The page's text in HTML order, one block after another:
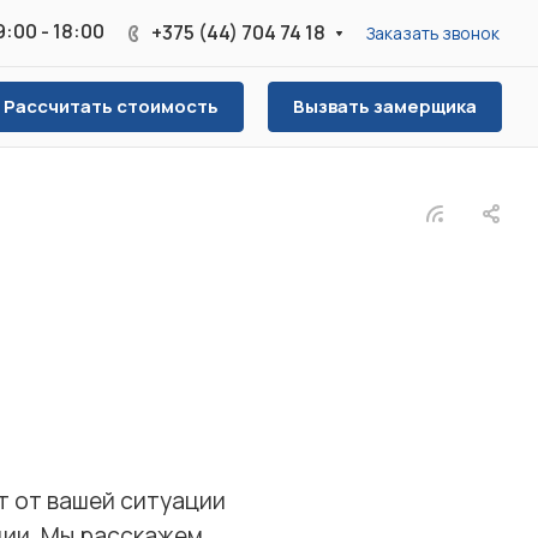
- 18:00 +375 (44) 704 74 18 Заказать звонок
Рассчитать стоимость Вызвать замерщика
от вашей ситуации